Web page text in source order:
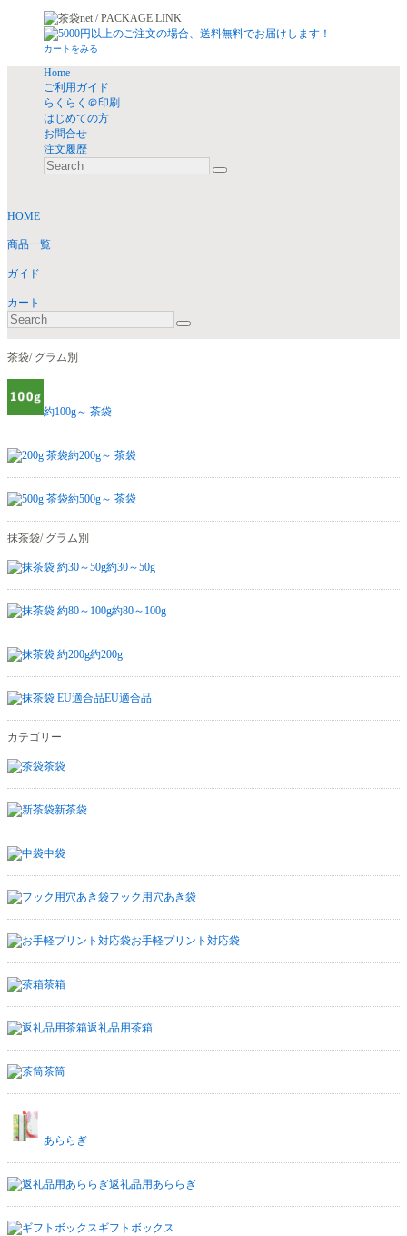
カートをみる
Home
ご利用ガイド
らくらく＠印刷
はじめての方
お問合せ
注文履歴
HOME
商品一覧
ガイド
カート
茶袋/ グラム別
約100g～ 茶袋
約200g～ 茶袋
約500g～ 茶袋
抹茶袋/ グラム別
約30～50g
約80～100g
約200g
EU適合品
カテゴリー
茶袋
新茶袋
中袋
フック用穴あき袋
お手軽プリント対応袋
茶箱
返礼品用茶箱
茶筒
あららぎ
返礼品用あららぎ
ギフトボックス